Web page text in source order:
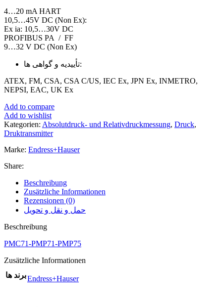
4…20 mA HART
10,5…45V DC (Non Ex):
Ex ia: 10,5…30V DC
PROFIBUS PA / FF
9…32 V DC (Non Ex)
تأییدیه و گواهی ها:
ATEX, FM, CSA, CSA C/US, IEC Ex, JPN Ex, INMETRO,
NEPSI, EAC, UK Ex
Add to compare
Add to wishlist
Kategorien: Absolutdruck- und Relativdruckmessung, Druck,
Druktransmitter
Marke: Endress+Hauser
Share:
Beschreibung
Zusätzliche Informationen
Rezensionen (0)
حمل و نقل و تحویل
Beschreibung
PMC71-PMP71-PMP75
Zusätzliche Informationen
برند هاEndress+Hauser